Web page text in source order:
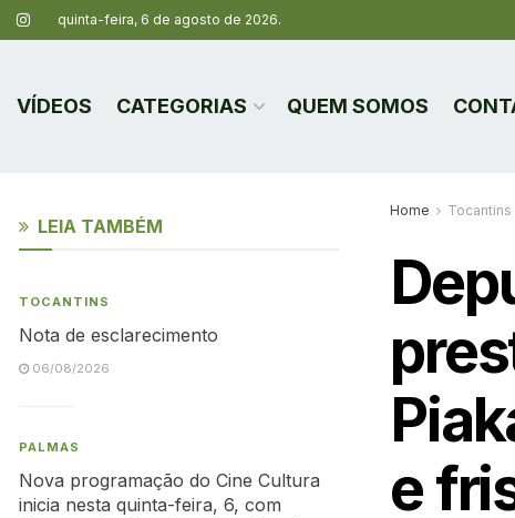
quinta-feira, 6 de agosto de 2026.
VÍDEOS CATEGORIAS QUEM SOMOS
Home Tocantins
e
LEIA TAMBÉM
TOCANTINS
Nota de esclarecimento
06/08/2026
PALMAS
Nova programação do Cine Cultura
inicia nesta quinta-feira, 6, com